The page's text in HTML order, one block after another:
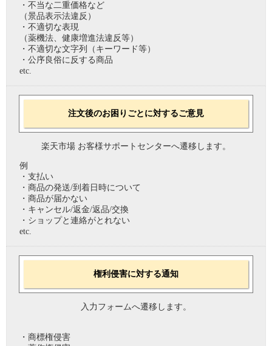
・不当な二重価格など
（景品表示法違反）
・不適切な表現
（薬機法、健康増進法違反等）
・不適切な文字列（キーワード等）
・公序良俗に反する商品
etc.
注文後のお困りごとに対するご意見
楽天市場 お客様サポートセンターへ遷移します。
例
・支払い
・商品の発送/到着日時について
・商品が届かない
・キャンセル/返金/返品/交換
・ショップと連絡がとれない
etc.
権利侵害に対する通知
入力フォームへ遷移します。
・商標権侵害